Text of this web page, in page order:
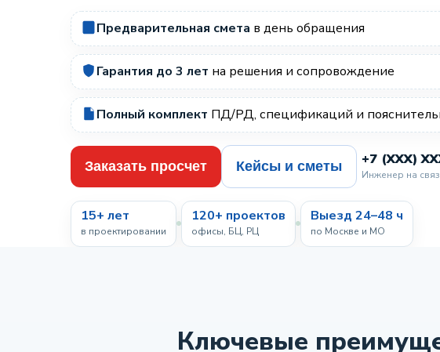
Предварительная смета в день обращения
Гарантия до 3 лет на решения и сопровождение
Полный комплект ПД/РД, спецификаций и
Заказать просчет Кейсы и сметы +7 (XXX)
Инженер на
15+ лет
в проектировании
120+ проектов
офисы, БЦ, РЦ
Выезд 24–48 ч
по Москве и МО
Ключевые